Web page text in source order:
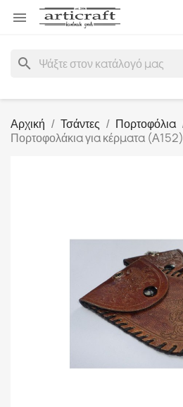

search
Αρχική Τσάντες Πορτοφόλια
Πορτοφολάκια για κέρματα (Α152)